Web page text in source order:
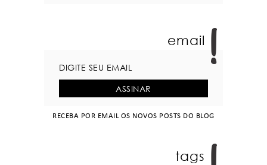
email
RECEBA POR EMAIL OS NOVOS POSTS DO BLOG
tags